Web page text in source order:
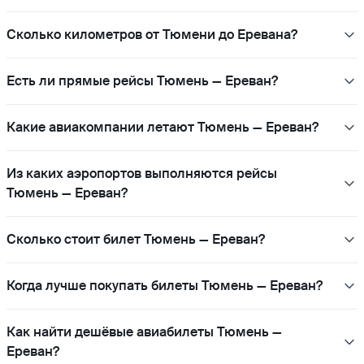
Сколько километров от Тюмени до Еревана?
Есть ли прямые рейсы Тюмень — Ереван?
Какие авиакомпании летают Тюмень — Ереван?
Из каких аэропортов выполняются рейсы
Тюмень — Ереван?
Сколько стоит билет Тюмень — Ереван?
Когда лучше покупать билеты Тюмень — Ереван?
Как найти дешёвые авиабилеты Тюмень —
Ереван?